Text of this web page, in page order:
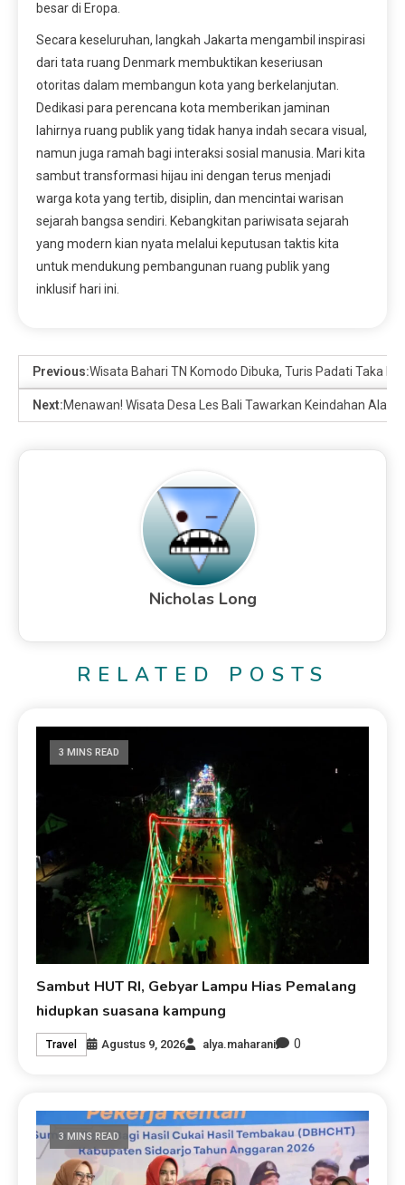
besar di Eropa.
Secara keseluruhan, langkah Jakarta mengambil inspirasi
dari tata ruang Denmark membuktikan keseriusan
otoritas dalam membangun kota yang berkelanjutan.
Dedikasi para perencana kota memberikan jaminan
lahirnya ruang publik yang tidak hanya indah secara visual,
namun juga ramah bagi interaksi sosial manusia. Mari kita
sambut transformasi hijau ini dengan terus menjadi
warga kota yang tertib, disiplin, dan mencintai warisan
sejarah bangsa sendiri. Kebangkitan pariwisata sejarah
yang modern kian nyata melalui keputusan taktis kita
untuk mendukung pembangunan ruang publik yang
inklusif hari ini.
Previous:Wisata Bahari TN Komodo Dibuka, Turis Padati Taka
Next:Menawan! Wisata Desa Les Bali Tawarkan Keindahan Alam
Nicholas Long
RELATED POSTS
3 MINS READ
Sambut HUT RI, Gebyar Lampu Hias Pemalang
hidupkan suasana kampung
Travel Agustus 9, 2026 alya.maharani 0
3 MINS READ